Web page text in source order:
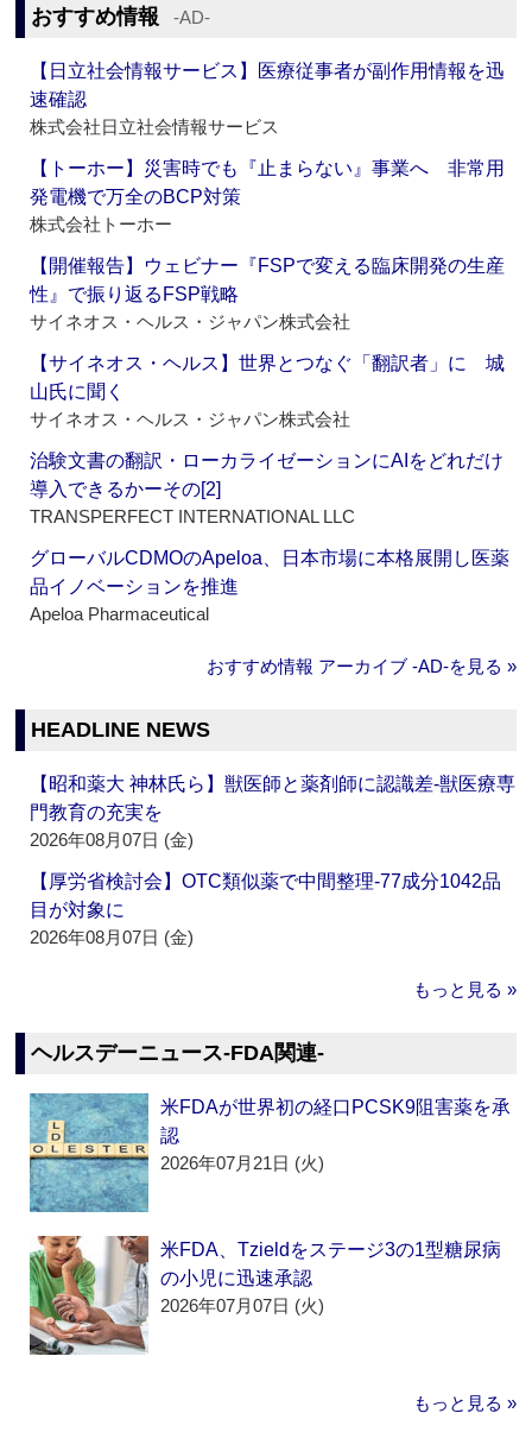
おすすめ情報 ‐AD‐
【日立社会情報サービス】医療従事者が副作用情報を迅
速確認
株式会社日立社会情報サービス
【トーホー】災害時でも『止まらない』事業へ 非常用
発電機で万全のBCP対策
株式会社トーホー
【開催報告】ウェビナー『FSPで変える臨床開発の生産
性』で振り返るFSP戦略
サイネオス・ヘルス・ジャパン株式会社
【サイネオス・ヘルス】世界とつなぐ「翻訳者」に 城
山氏に聞く
サイネオス・ヘルス・ジャパン株式会社
治験文書の翻訳・ローカライゼーションにAIをどれだけ
導入できるかーその[2]
TRANSPERFECT INTERNATIONAL LLC
グローバルCDMOのApeloa、日本市場に本格展開し医薬
品イノベーションを推進
Apeloa Pharmaceutical
おすすめ情報 アーカイブ ‐AD‐を見る »
HEADLINE NEWS
【昭和薬大 神林氏ら】獣医師と薬剤師に認識差‐獣医療専
門教育の充実を
2026年08月07日 (金)
【厚労省検討会】OTC類似薬で中間整理‐77成分1042品
目が対象に
2026年08月07日 (金)
もっと見る »
ヘルスデーニュース‐FDA関連‐
米FDAが世界初の経口PCSK9阻害薬を承
認
2026年07月21日 (火)
米FDA、Tzieldをステージ3の1型糖尿病
の小児に迅速承認
2026年07月07日 (火)
もっと見る »